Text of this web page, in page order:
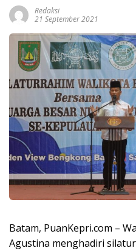
Redaksi
21 September 2021
Batam, PuanKepri.com –
Agustina menghadiri